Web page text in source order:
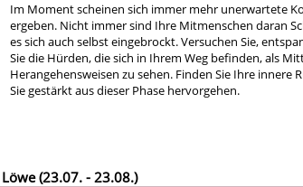
Im Moment scheinen sich immer mehr unerwartete
ergeben. Nicht immer sind Ihre Mitmenschen daran
es sich auch selbst eingebrockt. Versuchen Sie,
Sie die Hürden, die sich in Ihrem Weg befinden, als
Herangehensweisen zu sehen. Finden Sie Ihre innere
Sie gestärkt aus dieser Phase hervorgehen.
(23.07. - 23.08.)